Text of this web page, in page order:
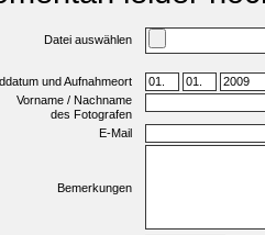
Datei auswählen
und Aufnahmeort
Vorname / Nachname
des Fotografen
E-Mail
Bemerkungen